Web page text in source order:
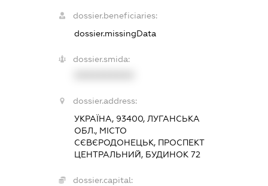
dossier.beneficiaries:
dossier.missingData
dossier.smida:
dossier.address:
УКРАЇНА, 93400, ЛУГАНСЬКА
ОБЛ., МІСТО
СЄВЄРОДОНЕЦЬК, ПРОСПЕКТ
ЦЕНТРАЛЬНИЙ, БУДИНОК 72
dossier.capital: